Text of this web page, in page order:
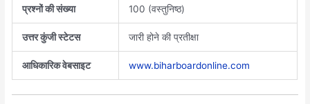
प्रश्नों की संख्या 100 (वस्तुनिष्ठ)
उत्तर कुंजी स्टेटस जारी होने की प्रतीक्षा
आधिकारिक वेबसाइट www.biharboardonline.com